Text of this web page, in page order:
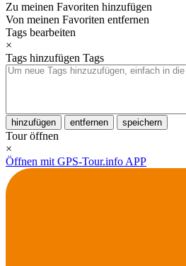
Zu meinen Favoriten hinzufügen
Von meinen Favoriten entfernen
Tags bearbeiten
×
Tags hinzufügen Tags
hinzufügen entfernen speichern
Tour öffnen
×
Öffnen mit GPS-Tour.info APP